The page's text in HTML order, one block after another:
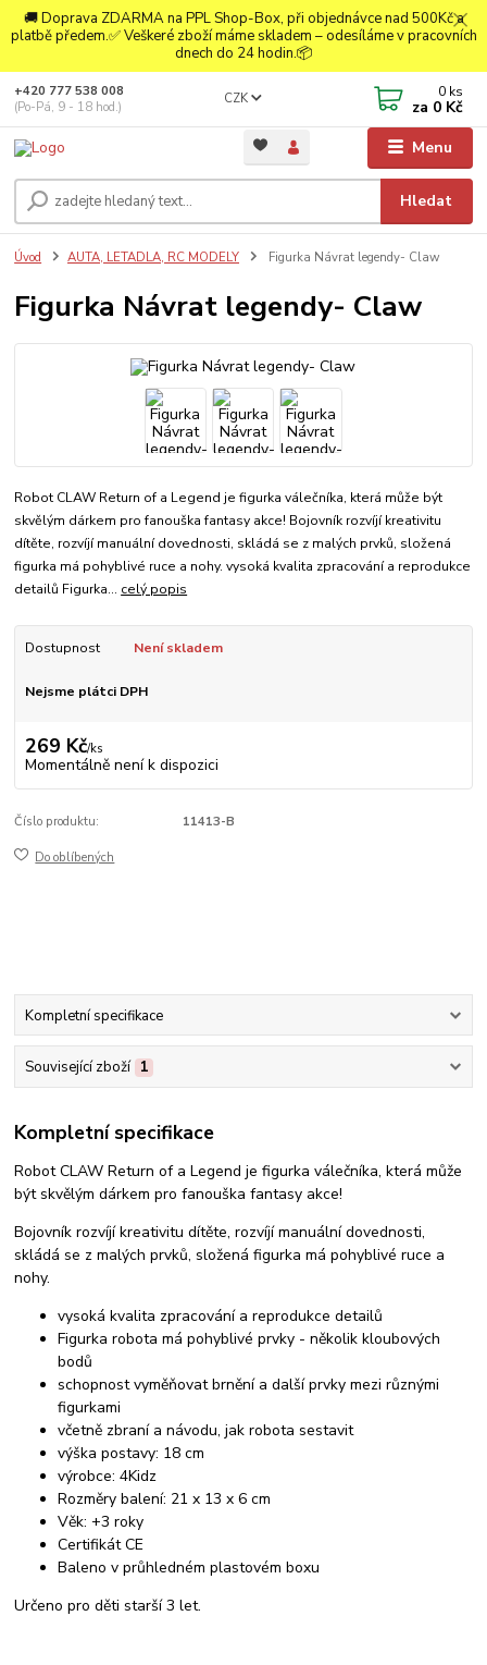
🚚 Doprava ZDARMA na PPL Shop-Box, při objednávce nad 500Kč a
platbě předem.✅ Veškeré zboží máme skladem – odesíláme v pracovních
dnech do 24 hodin.📦
Menu
CZK
Hledat
+420 777 538 008
(Po-Pá, 9 - 18 hod.)
0 ks
za 0 Kč
Úvod AUTA, LETADLA, RC MODELY Figurka Návrat legendy- Claw
Figurka Návrat legendy- Claw
Robot CLAW Return of a Legend je figurka válečníka, která může být
skvělým dárkem pro fanouška fantasy akce! Bojovník rozvíjí kreativitu
dítěte, rozvíjí manuální dovednosti, skládá se z malých prvků, složená
figurka má pohyblivé ruce a nohy. vysoká kvalita zpracování a reprodukce
detailů Figurka... celý popis
Dostupnost Není skladem
Nejsme plátci DPH
269 Kč/ks
Momentálně není k dispozici
Číslo produktu: 11413-B
Do oblíbených
Kompletní specifikace
Související zboží 1
Kompletní specifikace
Robot CLAW Return of a Legend je figurka válečníka, která může
být skvělým dárkem pro fanouška fantasy akce!
Bojovník rozvíjí kreativitu dítěte, rozvíjí manuální dovednosti,
skládá se z malých prvků, složená figurka má pohyblivé ruce a
nohy.
vysoká kvalita zpracování a reprodukce detailů
Figurka robota má pohyblivé prvky - několik kloubových
bodů
schopnost vyměňovat brnění a další prvky mezi různými
figurkami
včetně zbraní a návodu, jak robota sestavit
výška postavy: 18 cm
výrobce: 4Kidz
Rozměry balení: 21 x 13 x 6 cm
Věk: +3 roky
Certifikát CE
Baleno v průhledném plastovém boxu
Určeno pro děti starší 3 let.